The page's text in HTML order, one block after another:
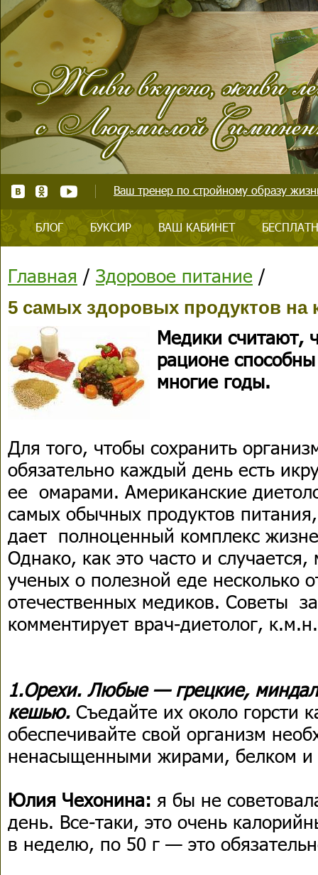
Ваш тренер по стройному образу
БЛОГ БУКСИР ВАШ КАБИНЕТ
Главная / Здоровое питание /
5 самых здоровых продуктов на
Медики считают,
рационе
многие годы.
Для того, чтобы сохранить
обязательно каждый день есть
ее омарами. Американские
самых обычных продуктов
дает полноценный комплекс
Однако, как это часто и
ученых о полезной еде несколько
отечественных медиков. Советы
комментирует врач-диетолог,
1.Орехи. Любые — грецкие,
кешью. Съедайте их около
обеспечивайте свой организм
ненасыщенными жирами, белком и
Юлия Чехонина: я бы не
день. Все-таки, это очень
в неделю, по 50 г — это